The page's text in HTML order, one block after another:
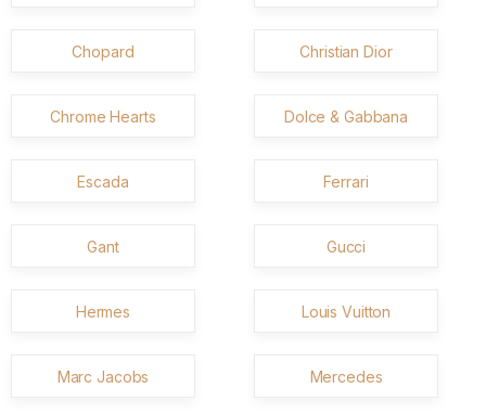
Chopard Christian Dior
Chrome Hearts Dolce & Gabbana
Escada Ferrari
Gant Gucci
Hermes Louis Vuitton
Marc Jacobs Mercedes